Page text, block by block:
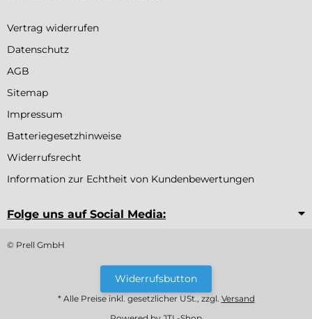
Vertrag widerrufen
Datenschutz
AGB
Sitemap
Impressum
Batteriegesetzhinweise
Widerrufsrecht
Information zur Echtheit von Kundenbewertungen
Folge uns auf Social Media:
© Prell GmbH
Widerrufsbutton
* Alle Preise inkl. gesetzlicher USt., zzgl. Versand